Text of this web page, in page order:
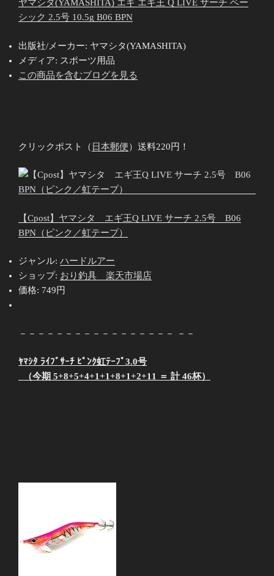
ヤマシタ(YAMASHITA) エギ エギ王 Q LIVE サーチ ベー
シック 2.5号 10.5g B06 BPN
出版社/メーカー: ヤマシタ(YAMASHITA)
メディア: スポーツ用品
この商品を含むブログを見る
クリックポスト（ 日本郵便）送料220円！
【Cpost】ヤマシタ エギ王Q LIVE サーチ 2.5号 B06
BPN（ピンク／虹テープ）
ジャンル: ハードルアー
ショップ: おり釣具 楽天市場店
価格: 749円
－－－－－－－－－－－－－－－－－ －－
ﾔﾏｼﾀ ﾗｲﾌﾞｻｰﾁ ﾋﾟﾝｸ虹ﾃｰﾌﾟ3.0号
（今期 5+8+5+4+1+1+8+1+2+11 ＝ 計 46杯）